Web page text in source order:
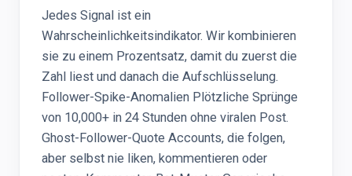
Jedes Signal ist ein
Wahrscheinlichkeitsindikator. Wir kombinieren
sie zu einem Prozentsatz, damit du zuerst die
Zahl liest und danach die Aufschlüsselung.
Follower-Spike-Anomalien Plötzliche Sprünge
von 10,000+ in 24 Stunden ohne viralen Post.
Ghost-Follower-Quote Accounts, die folgen,
aber selbst nie liken, kommentieren oder